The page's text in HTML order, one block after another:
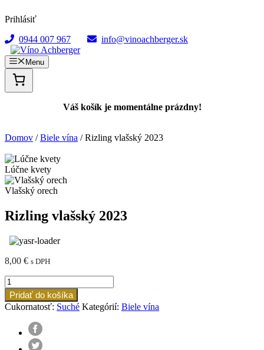
na
Prihlásiť
0944 007 967
info@vinoachberger.sk
Menu
Váš košík je momentálne prázdny!
Domov /Biele vína / Rizling vlašský 2023
Lúčne kvety
Vlašský orech
Rizling vlašský 2023
8,00 € s DPH
množstvo
Rizling
vlašský
2023
Pridať do košíka
Cukornatosť: Suché Kategórií: Biele vína